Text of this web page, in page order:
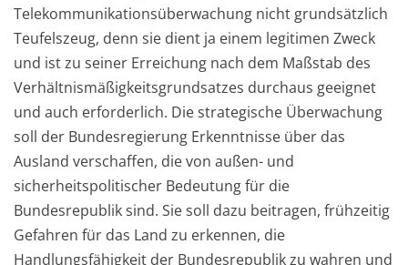
Telekommunikationsüberwachung nicht grundsätzlich
Teufelszeug, denn sie dient ja einem legitimen Zweck
und ist zu seiner Erreichung nach dem Maßstab des
Verhältnismäßigkeitsgrundsatzes durchaus geeignet
und auch erforderlich. Die strategische Überwachung
soll der Bundesregierung Erkenntnisse über das
Ausland verschaffen, die von außen- und
sicherheitspolitischer Bedeutung für die
Bundesrepublik sind. Sie soll dazu beitragen, frühzeitig
Gefahren für das Land zu erkennen, die
Handlungsfähigkeit der Bundesrepublik zu wahren und